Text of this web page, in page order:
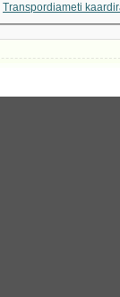
Transpordiameti